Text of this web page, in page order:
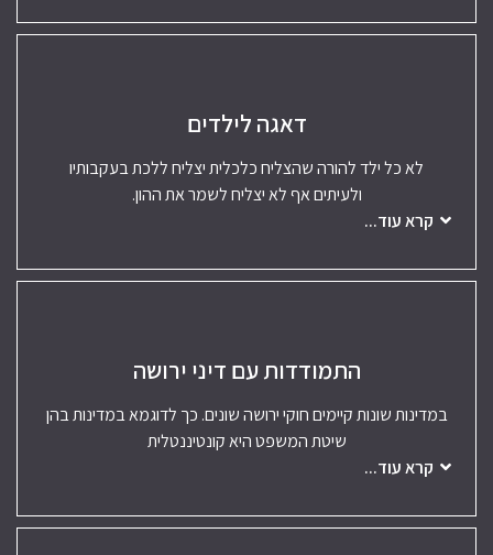
דאגה לילדים
לא כל ילד להורה שהצליח כלכלית יצליח ללכת בעקבותיו
ולעיתים אף לא יצליח לשמר את ההון.
קרא עוד...
התמודדות עם דיני ירושה
במדינות שונות קיימים חוקי ירושה שונים. כך לדוגמא במדינות בהן
שיטת המשפט היא קונטיננטלית
קרא עוד...